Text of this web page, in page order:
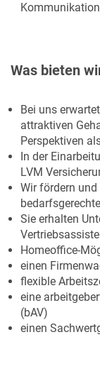
Was bieten
Bei uns
attraktiven
Perspektiven
In der
LVM
Wir fördern
Sie erhalten
Homeoffice-
einen
flexible
eine
(bAV)
einen